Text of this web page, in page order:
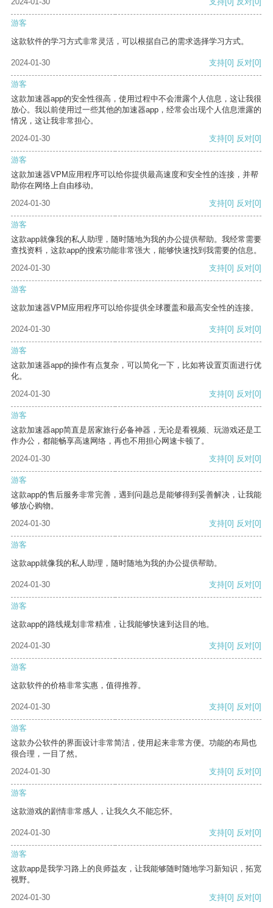
游客
这款软件的学习方式非常灵活，可以根据自己的需求选择学习方式。
2024-01-30 支持[0] 反对[0]
游客
这款加速器app的安全性很高，使用过程中不会泄露个人信息，这让我很
放心。我以前使用过一些其他的加速器app，经常会出现个人信息泄露的
情况，这让我非常担心。
2024-01-30
支持[0] 反对[0]
游客
这款加速器VPM应用程序可以给你提供最高速度和安全性的连接，并帮
助你在网络上自由移动。
2024-01-30
支持[0] 反对[0]
游客
这款app就像我的私人助理，随时随地为我的办公提供帮助。我经常需要
查找资料，这款app的搜索功能非常强大，能够快速找到我需要的信息。
2024-01-30
支持[0] 反对[0]
游客
这款加速器VPM应用程序可以给你提供全球覆盖和最高安全性的连接。
2024-01-30 支持[0] 反对[0]
游客
这款加速器app的操作有点复杂，可以简化一下，比如将设置页面进行优
化。
2024-01-30
支持[0] 反对[0]
游客
这款加速器app简直是居家旅行必备神器，无论是看视频、玩游戏还是工
作办公，都能畅享高速网络，再也不用担心网速卡顿了。
2024-01-30
支持[0] 反对[0]
游客
这款app的售后服务非常完善，遇到问题总是能够得到妥善解决，让我能
够放心购物。
2024-01-30
支持[0] 反对[0]
游客
这款app就像我的私人助理，随时随地为我的办公提供帮助。
2024-01-30 支持[0] 反对[0]
游客
这款app的路线规划非常精准，让我能够快速到达目的地。
2024-01-30 支持[0] 反对[0]
游客
这款软件的价格非常实惠，值得推荐。
2024-01-30 支持[0] 反对[0]
游客
这款办公软件的界面设计非常简洁，使用起来非常方便。功能的布局也
很合理，一目了然。
2024-01-30
支持[0] 反对[0]
游客
这款游戏的剧情非常感人，让我久久不能忘怀。
2024-01-30 支持[0] 反对[0]
游客
这款app是我学习路上的良师益友，让我能够随时随地学习新知识，拓宽
视野。
2024-01-30
支持[0] 反对[0]